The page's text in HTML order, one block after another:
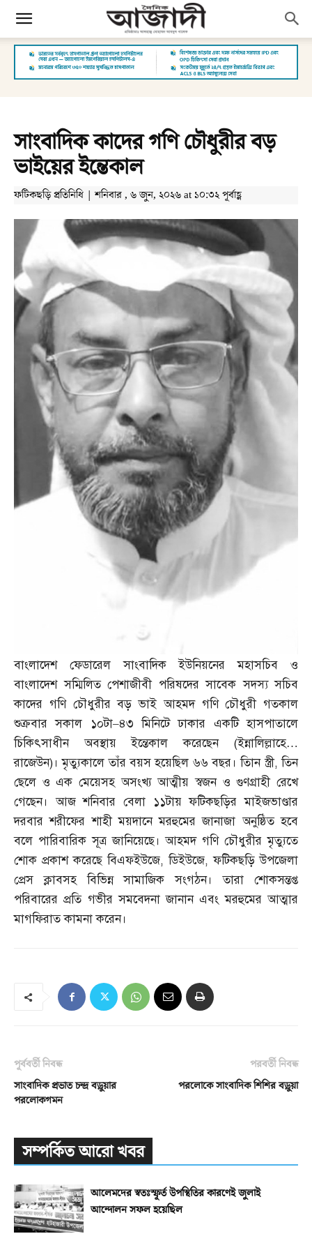
সাংবাদিক কাদের গণি চৌধুরীর বড়
ভাইয়ের ইন্তেকাল
ফটিকছড়ি প্রতিনিধি | শনিবার , ৬ জুন, ২০২৬ at ১০:৩২ পূর্বাহ্ণ
বাংলাদেশ ফেডারেল সাংবাদিক ইউনিয়নের মহাসচিব ও
বাংলাদেশ সম্মিলিত পেশাজীবী পরিষদের সাবেক সদস্য সচিব
কাদের গণি চৌধুরীর বড় ভাই আহমদ গণি চৌধুরী গতকাল
শুক্রবার সকাল ১০টা–৪৩ মিনিটে ঢাকার একটি হাসপাতালে
চিকিৎসাধীন অবস্থায় ইন্তেকাল করেছেন (ইন্নালিল্লাহে…
রাজেউন)। মৃত্যুকালে তাঁর বয়স হয়েছিল ৬৬ বছর। তিান স্ত্রী,তিন
ছেলে ও এক মেয়েসহ অসংখ্য আত্মীয় স্বজন ও গুণগ্রাহী রেখে
গেছেন। আজ শনিবার বেলা ১১টায় ফটিকছড়ির মাইজভাণ্ডার
দরবার শরীফের শাহী ময়দানে মরহুমের জানাজা অনুষ্ঠিত হবে
বলে পারিবারিক সূত্র জানিয়েছে। আহমদ গণি চৌধুরীর মৃত্যুতে
শোক প্রকাশ করেছে বিএফইউজে,ডিইউজে,ফটিকছড়ি উপজেলা
প্রেস ক্লাবসহ বিভিন্ন সামাজিক সংগঠন। তারা শোকসন্তপ্ত
পরিবারের প্রতি গভীর সমবেদনা জানান এবং মরহুমের আত্মার
মাগফিরাত কামনা করেন।
পূর্ববর্তী নিবন্ধ
সাংবাদিক প্রভাত চন্দ্র বড়ুয়ার
পরলোকগমন
পরবর্তী নিবন্ধ
পরলোকে সাংবাদিক শিশির বড়ুয়া
সম্পর্কিত আরো খবর
আলেমদের স্বতঃস্ফূর্ত উপস্থিতির কারণেই জুলাই
আন্দোলন সফল হয়েছিল